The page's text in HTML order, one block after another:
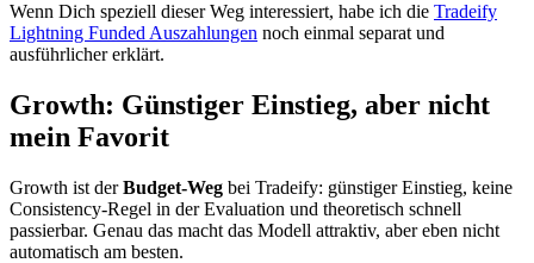
Wenn Dich speziell dieser Weg interessiert, habe ich die Tradeify
Lightning Funded Auszahlungen noch einmal separat und
ausführlicher erklärt.
Growth: Günstiger Einstieg, aber nicht
mein Favorit
Growth ist derBudget-Weg bei Tradeify: günstiger Einstieg, keine
Consistency-Regel in der Evaluation und theoretisch schnell
passierbar. Genau das macht das Modell attraktiv, aber eben nicht
automatisch am besten.